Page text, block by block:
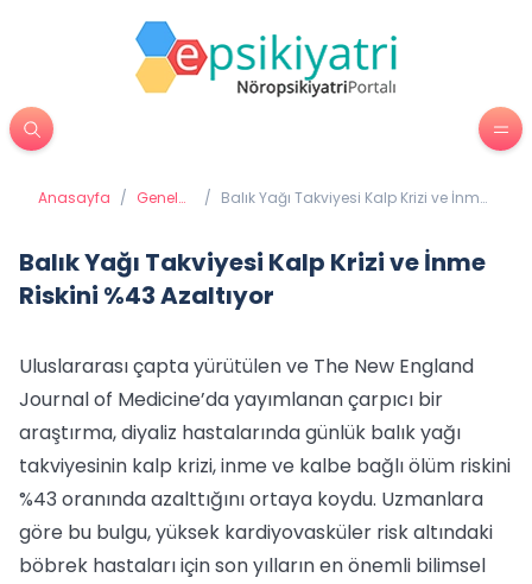
Anasayfa / Genel
/ Balık Yağı Takviyesi Kalp Krizi ve İnme
Balık Yağı Takviyesi Kalp Krizi ve İnme
Riskini %43 Azaltıyor
Uluslararası çapta yürütülen ve The New England
Journal of Medicine’da yayımlanan çarpıcı bir
araştırma, diyaliz hastalarında günlük balık yağı
takviyesinin kalp krizi, inme ve kalbe bağlı ölüm riskini
%43 oranında azalttığını ortaya koydu. Uzmanlara
göre bu bulgu, yüksek kardiyovasküler risk altındaki
böbrek hastaları için son yılların en önemli bilimsel